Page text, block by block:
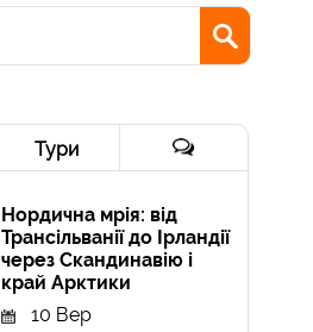
Тури
Нордична мрія: від
Трансільванії до Ірландії
через Скандинавію і
край Арктики
10 Вер